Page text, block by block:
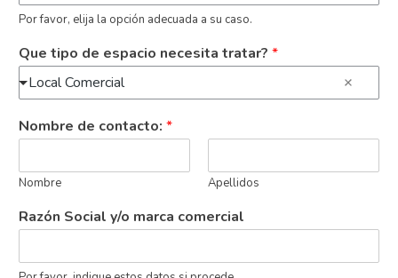
Por favor, elija la opción adecuada a su caso.
Que tipo de espacio necesita tratar? *
Local Comercial
Nombre de contacto: *
Nombre Apellidos
Razón Social y/o marca comercial